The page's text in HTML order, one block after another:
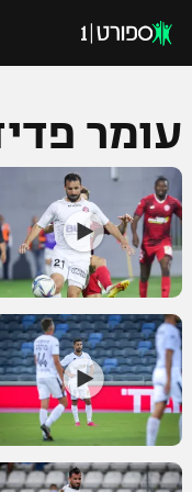
כדורגל ישראלי
ליגת העל
גביע הטוטו
ליגיונרים
גביע המדינה
כדורגל עולמי
ליגת האלופות
ליגה אירופית
ליגה אנגלית
כדורסל ישראלי
ליגת ווינר סל
ליגה לאומית
כדורסל עולמי
NBA
עומר